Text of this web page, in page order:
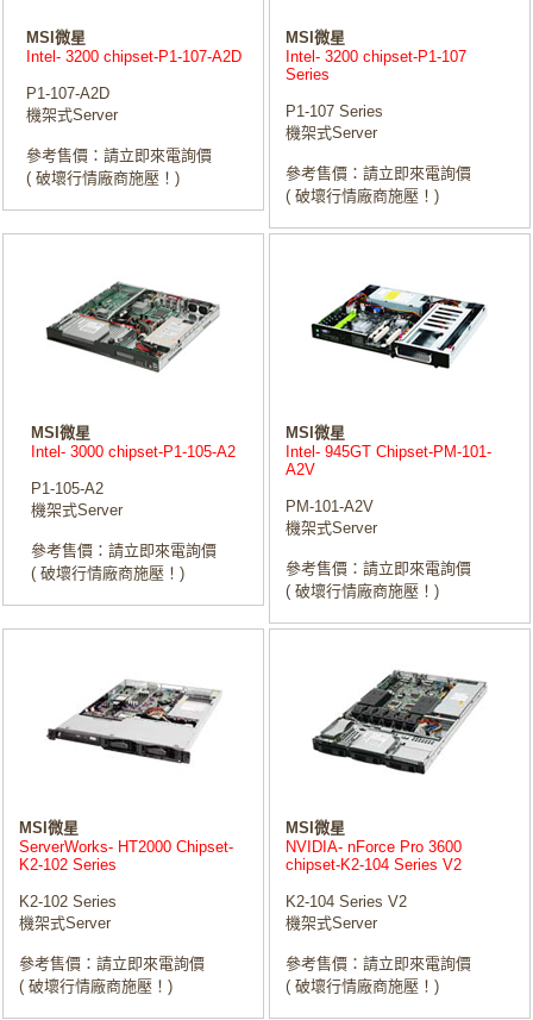
MSI微星
Intel- 3200 chipset-P1-107-A2D
P1-107-A2D
機架式Server
參考售價：請立即來電詢價
( 破壞行情廠商施壓！)
MSI微星
Intel- 3200 chipset-P1-107
Series
P1-107 Series
機架式Server
參考售價：請立即來電詢價
( 破壞行情廠商施壓！)
MSI微星
Intel- 3000 chipset-P1-105-A2
P1-105-A2
機架式Server
參考售價：請立即來電詢價
( 破壞行情廠商施壓！)
MSI微星
Intel- 945GT Chipset-PM-101-
A2V
PM-101-A2V
機架式Server
參考售價：請立即來電詢價
( 破壞行情廠商施壓！)
MSI微星
ServerWorks- HT2000 Chipset-
K2-102 Series
K2-102 Series
機架式Server
參考售價：請立即來電詢價
( 破壞行情廠商施壓！)
MSI微星
NVIDIA- nForce Pro 3600
chipset-K2-104 Series V2
K2-104 Series V2
機架式Server
參考售價：請立即來電詢價
( 破壞行情廠商施壓！)